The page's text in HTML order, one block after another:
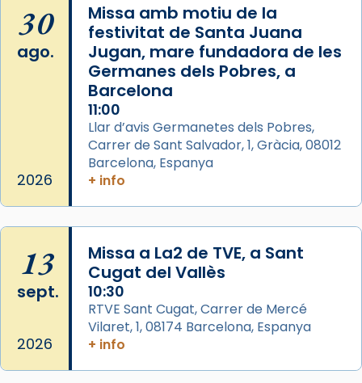
de Barcelona.
2 weeks ago
Aquest dilluns, 27 de juliol, ha tingut lloc la
missa d’acció de gràcies en agraïment al
comitè organitzador de la visita apostòlica
del Sant Pare Lleó XIV a Barcelona, i als
col·laboradors, a la Catedral de Barcelona.
L’arquebisbe de Barcelona, el cardenal Joan
Josep Omella, ha presidit la missa i l’ha
concelebrat el bisbe auxiliar de Barcelona,
Mons. David Abadías.
📸 Dr. G. Simón
View on Facebook · Share
Arquebisbat de Barcelona
30
ago.
2026
Missa amb motiu de la
festivitat de Santa Juana
Jugan, mare fundadora de les
Germanes dels Pobres, a
Barcelona
11:00
Llar d’avis Germanetes dels Pobres,
Carrer de Sant Salvador, 1, Gràcia, 08012
Barcelona, Espanya
+ info
13
sept.
2026
Missa a La2 de TVE, a Sant
Cugat del Vallès
10:30
RTVE Sant Cugat, Carrer de Mercé
Vilaret, 1, 08174 Barcelona, Espanya
+ info